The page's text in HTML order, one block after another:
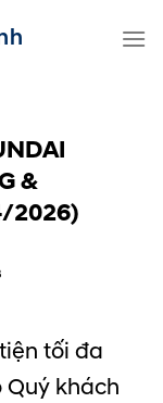
&
2026)
tối đa
khách